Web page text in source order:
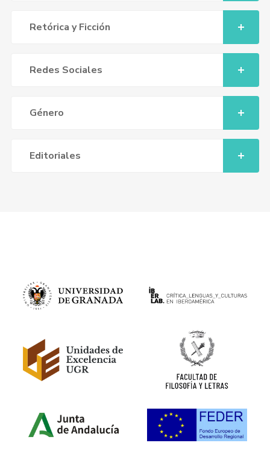
Retórica y Ficción
Redes Sociales
Género
Editoriales